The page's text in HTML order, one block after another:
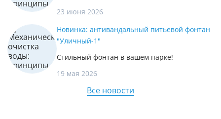
23 июня 2026
Новинка: антивандальный питьевой фонтан
"Уличный-1"
Стильный фонтан в вашем парке!
19 мая 2026
Все новости